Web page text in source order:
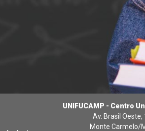
UNIFUCAMP - Centro
Av. Brasil
Monte Carmelo/